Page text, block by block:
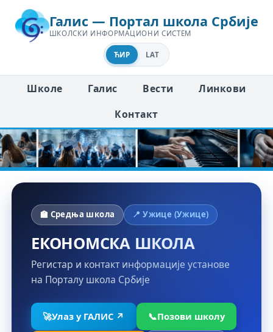
Галис — Портал школа Србије
ШКОЛСКИ ИНФОРМАЦИОНИ СИСТЕМ
ЋИР LAT
Школе Галис Вести
Линкови
Контакт
🏫 Средња школа 📍 Ужице (Ужице)
ЕКОНОМСКА ШКОЛА
Регистар и контакт информације установе
на Порталу школа Србије
🚀Улаз у ГАЛИС ↗ 📞Позови школу